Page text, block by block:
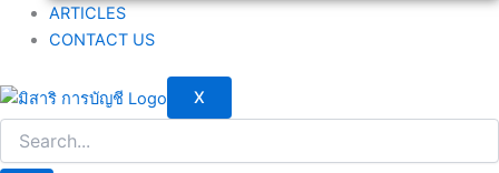
ARTICLES
CONTACT US
X